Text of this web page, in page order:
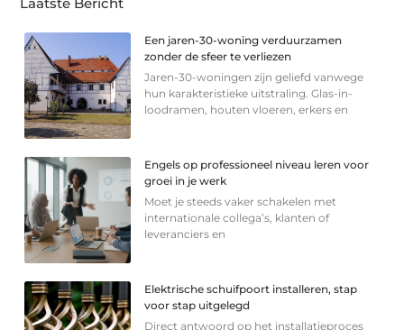
Een jaren-30-woning verduurzamen
zonder de sfeer te verliezen
Jaren-30-woningen zijn geliefd vanwege
hun karakteristieke uitstraling. Glas-in-
loodramen, houten vloeren, erkers en
Engels op professioneel niveau leren voor
groei in je werk
Moet je steeds vaker schakelen met
internationale collega’s, klanten of
leveranciers en
Elektrische schuifpoort installeren, stap
voor stap uitgelegd
Direct antwoord op het installatieproces